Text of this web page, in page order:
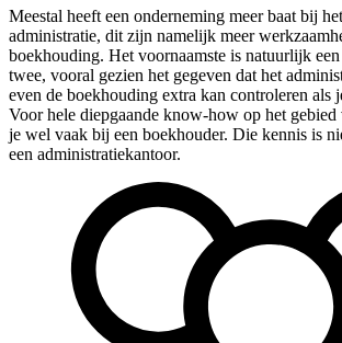
Meestal heeft een onderneming meer baat bij
administratie, dit zijn namelijk meer
boekhouding. Het voornaamste is natuurlijk
twee, vooral gezien het gegeven dat het
even de boekhouding extra kan controleren als
Voor hele diepgaande know-how op het
je wel vaak bij een boekhouder. Die kennis is
een administratiekantoor.